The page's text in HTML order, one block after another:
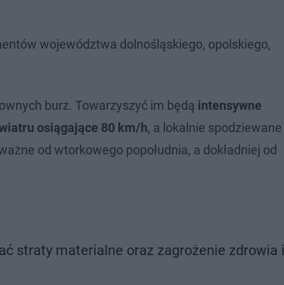
województwa dolnośląskiego, opolskiego,
burz. Towarzyszyć im będą intensywne
osiągające 80 km/h, a lokalnie spodziewane
od wtorkowego popołudnia, a dokładniej od
straty materialne oraz zagrożenie zdrowia i